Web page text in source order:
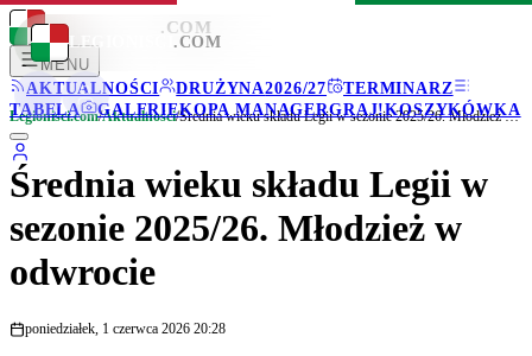
LEGIONISCI .COM
MENU
AKTUALNOŚCI
DRUŻYNA2026/27
TERMINARZ
TABELA
GALERIEKOPA MANAGERGRAJ!KOSZYKÓWKA
LEGIONISCI .COM
Legionisci.com/Aktualności/ Średnia wieku składu Legii w sezonie 2025/26. Młodzież w odwrocie
Średnia wieku składu Legii w
sezonie 2025/26. Młodzież w
odwrocie
poniedziałek, 1 czerwca 2026 20:28